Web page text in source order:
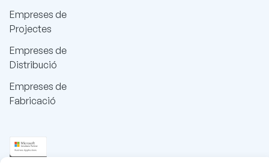
Empreses de
Projectes
Empreses de
Distribució
Empreses de
Fabricació